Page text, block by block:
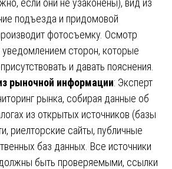
если они не узаконены), вид из
подъезда и придомовой
фотосъемку. Осмотр
уведомлением сторон, которые
и давать пояснения.
рыночной информации: Эксперт
рынка, собирая данные об
из открытых источников (базы
риелторские сайты, публичные
баз данных. Все источники
быть проверяемыми, ссылки